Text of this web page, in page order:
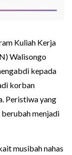
Kuliah Kerja
Walisongo
kepada
korban
Peristiwa yang
berubah menjadi
musibah nahas